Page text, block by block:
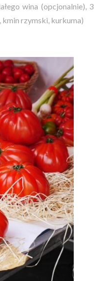
wina (opcjonalnie), 3
kmin rzymski, kurkuma)